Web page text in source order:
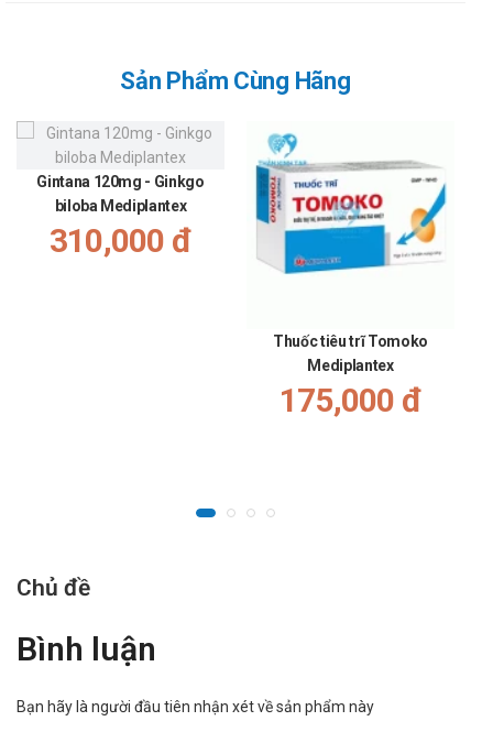
Sản Phẩm Cùng Hãng
Gintana 120mg - Ginkgo
biloba Mediplantex
310,000 đ
Thuốc tiêu trĩ Tomoko
Mediplantex
175,000 đ
Chủ đề
Bình luận
Bạn hãy là người đầu tiên nhận xét về sản phẩm này